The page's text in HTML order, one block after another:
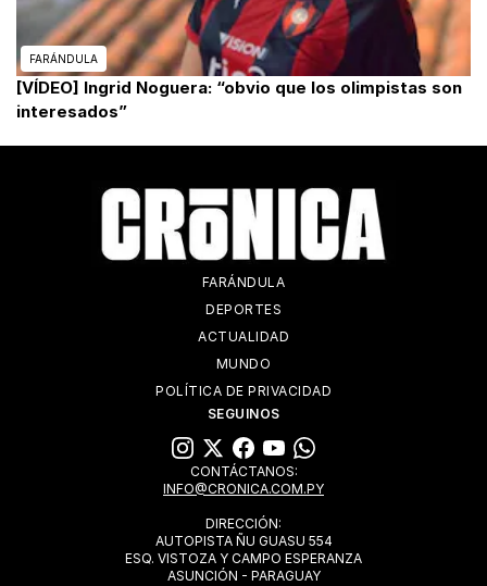
FARÁNDULA
[VÍDEO] Ingrid Noguera: “obvio que los olimpistas son
interesados”
FARÁNDULA
DEPORTES
ACTUALIDAD
MUNDO
POLÍTICA DE PRIVACIDAD
SEGUINOS
CONTÁCTANOS:
INFO@CRONICA.COM.PY
DIRECCIÓN:
AUTOPISTA ÑU GUASU 554
ESQ. VISTOZA Y CAMPO ESPERANZA
ASUNCIÓN - PARAGUAY